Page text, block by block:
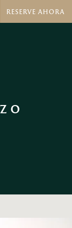
RESERVE AHORA